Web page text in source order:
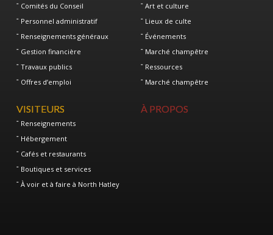
Comités du Conseil
Personnel administratif
Renseignements généraux
Gestion financière
Travaux publics
Offres d’emploi
Art et culture
Lieux de culte
Événements
Marché champêtre
Ressources
Marché champêtre
VISITEURS
Renseignements
Hébergement
Cafés et restaurants
Boutiques et services
À voir et à faire à North Hatley
À PROPOS